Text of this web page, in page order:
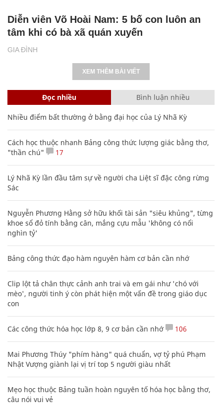
GIA ĐÌNH
Diễn viên Võ Hoài Nam: 5 bố con luôn an
tâm khi có bà xã quán xuyến
XEM THÊM BÀI VIẾT
Đọc nhiều Bình luận nhiều
Nhiều điểm bất thường ở bằng đại học của Lý Nhã Kỳ
Cách học thuộc nhanh Bảng công thức lượng giác bằng thơ,
"thần chú"
17
Lý Nhã Kỳ lần đầu tâm sự về người cha Liệt sĩ đặc công rừng
Sác
Nguyễn Phương Hằng sở hữu khối tài sản "siêu khủng", từng
khoe sổ đỏ tính bằng cân, mắng cựu mẫu 'không có nổi
nghìn tỷ'
Bảng công thức đạo hàm nguyên hàm cơ bản cần nhớ
Clip lột tả chân thực cảnh anh trai và em gái như 'chó với
mèo', người tinh ý còn phát hiện một vấn đề trong giáo dục
con
Các công thức hóa học lớp 8, 9 cơ bản cần nhớ 106
Mai Phương Thúy "phím hàng" quá chuẩn, vợ tỷ phú Phạm
Nhật Vượng giành lại vị trí top 5 người giàu nhất
Mẹo học thuộc Bảng tuần hoàn nguyên tố hóa học bằng thơ,
câu nói vui vẻ